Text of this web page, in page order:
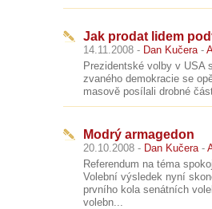
Jak prodat lidem
14.11.2008 - Dan Kučera-
Prezidentské volby v USA
zvaného demokracie se
masově posílali drobné
Modrý armagedon
20.10.2008 - Dan Kučera-
Referendum na téma
Volební výsledek nyní
prvního kola senátních
volebn...